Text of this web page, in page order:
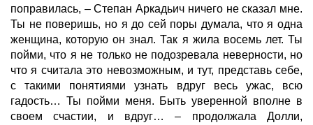
поправилась, – Степан Аркадьич ничего не сказал мне.
Ты не поверишь, но я до сей поры думала, что я одна
женщина, которую он знал. Так я жила восемь лет. Ты
пойми, что я не только не подозревала неверности, но
что я считала это невозможным, и тут, представь себе,
с такими понятиями узнать вдруг весь ужас, всю
гадость… Ты пойми меня. Быть уверенной вполне в
своем счастии, и вдруг… – продолжала Долли,